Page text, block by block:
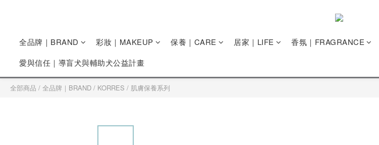
全品牌｜BRAND 彩妝｜MAKEUP 保養｜CARE 居家｜LIFE 香氛｜FRAGRANCE
愛與信任｜導盲犬與輔助犬公益計畫
全部商品 / 全品牌｜BRAND / KORRES / 肌膚保養系列